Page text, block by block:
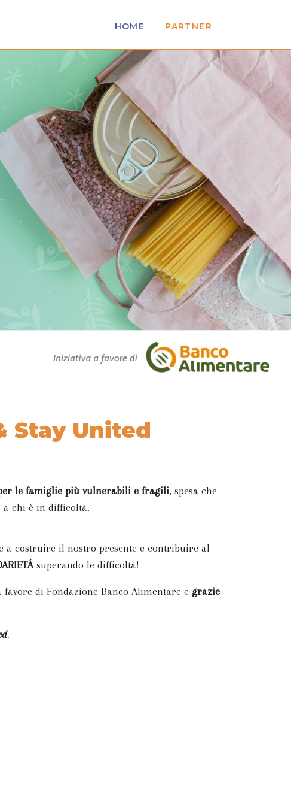
HOME PARTNER
Stay United
le famiglie più vulnerabili e fragili, spesa che
chi è in difficoltà.
a costruire il nostro presente e contribuire al
superando le difficoltà!
di Fondazione Banco Alimentare e grazie
.